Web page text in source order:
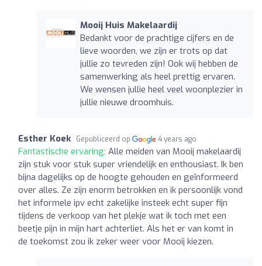
Mooij Huis Makelaardij
Bedankt voor de prachtige cijfers en de
lieve woorden, we zijn er trots op dat
jullie zo tevreden zijn! Ook wij hebben de
samenwerking als heel prettig ervaren.
We wensen jullie heel veel woonplezier in
jullie nieuwe droomhuis.
Esther Koek Gepubliceerd op 4 years ago
Fantastische ervaring: Alle meiden van Mooij makelaardij
zijn stuk voor stuk super vriendelijk en enthousiast. Ik ben
bijna dagelijks op de hoogte gehouden en geïnformeerd
over alles. Ze zijn enorm betrokken en ik persoonlijk vond
het informele ipv echt zakelijke insteek echt super fijn
tijdens de verkoop van het plekje wat ik toch met een
beetje pijn in mijn hart achterliet. Als het er van komt in
de toekomst zou ik zeker weer voor Mooij kiezen.